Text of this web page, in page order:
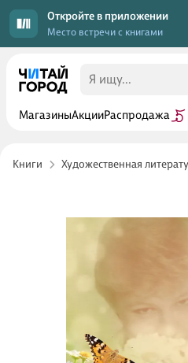
Откройте в приложении
Место встречи с книгами
МагазиныАкцииРаспродажа
Книги Художественная